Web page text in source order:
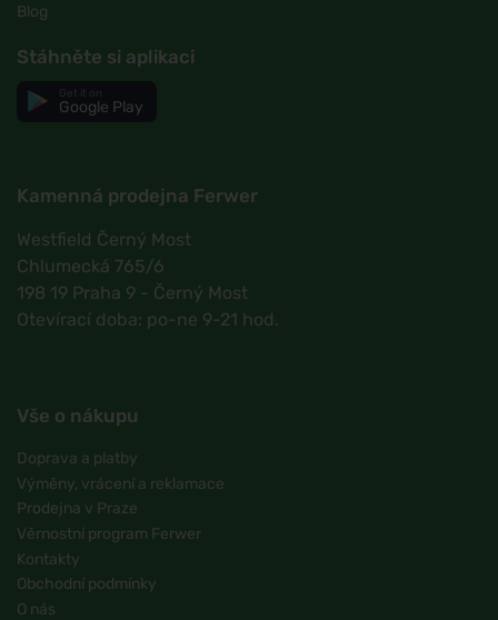
Blog
Stáhněte si aplikaci
Google Play
Kamenná prodejna Ferwer
Westfield Černý Most
Chlumecká 765/6
198 19 Praha 9 - Černý Most
Otevírací doba: po-ne 9-21 hod.
Vše o nákupu
Doprava a platby
Výměny, vrácení a reklamace
Prodejna v Praze
Věrnostní program Ferwer
Kontakty
Obchodní podmínky
O nás